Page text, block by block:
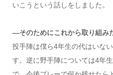
いこうという話しをしました。
―そのためにこれから取り組み
投手陣は僕ら4年生の代はいな
す。逆に野手陣については4年